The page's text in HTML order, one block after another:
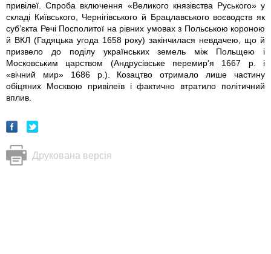
привілеї. Спроба включення «Великого князівства Руського» у
складі Київського, Чернігівського й Брацлавського воєводств як
суб’єкта Речі Посполитої на рівних умовах з Польською короною
й ВКЛ (Гадяцька угода 1658 року) закінчилася невдачею, що й
призвело до поділу українських земель між Польщею і
Московським цар­ством (Андрусівське перемир’я 1667 р. і
«вічний мир» 1686 р.). Козацтво отримало лише частину
обіцяних Москвою привілеїв і фактично втратило політичний
вплив.
Друкована версія